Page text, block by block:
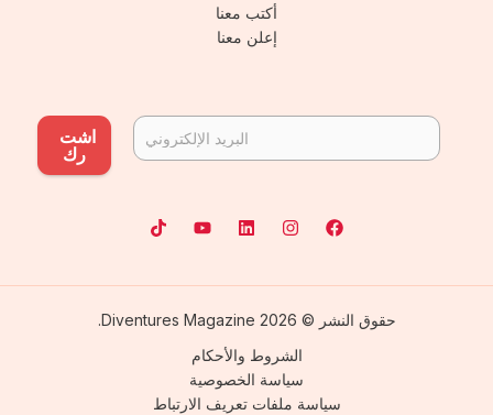
أكتب معنا
إعلن معنا
اشت
رك
حقوق النشر © 2026 Diventures Magazine.
الشروط والأحكام
سياسة الخصوصية
سياسة ملفات تعريف الارتباط